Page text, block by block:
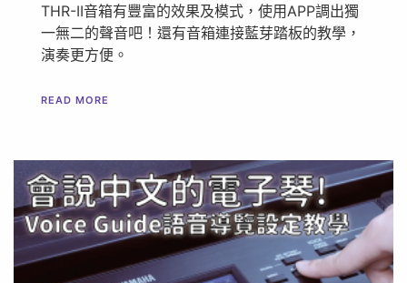
THR-II音箱有豐富的效果及模式，使用APP調出獨
一無二的聲音吧！還有音箱連接藍芽踏板的教學，
演奏更方便。
READ MORE